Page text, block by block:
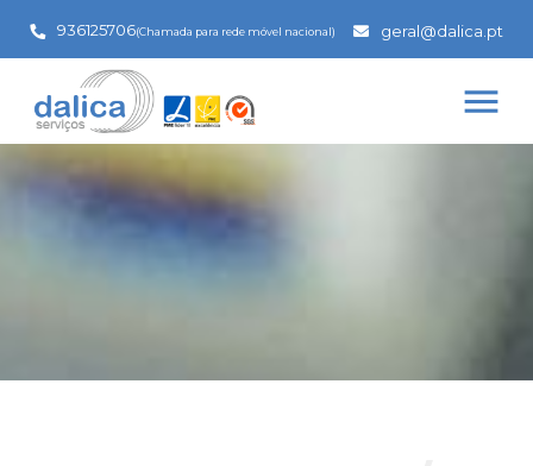
936125706(Chamada para rede móvel nacional) geral@dalica.pt
menu